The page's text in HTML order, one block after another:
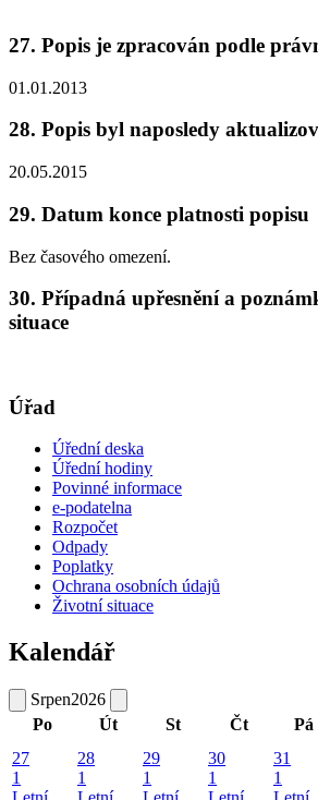
27. Popis je zpracován podle
01.01.2013
28. Popis byl naposledy
20.05.2015
29. Datum konce platnosti popisu
Bez časového omezení.
30. Případná upřesnění a
situace
Úřad
Úřední deska
Úřední hodiny
Povinné informace
e-podatelna
Rozpočet
Odpady
Poplatky
Ochrana osobních údajů
Životní situace
Kalendář
Srpen2026
Po
Út St Čt Pá
27
1
28
1
29
1
30
1
31
1